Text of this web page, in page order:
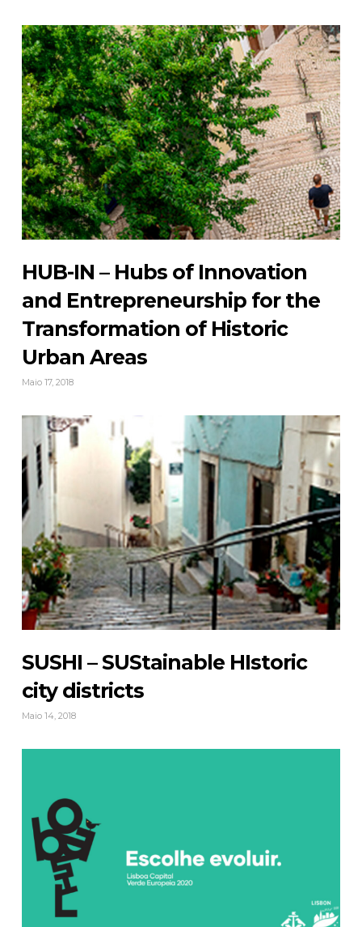
HUB-IN – Hubs of Innovation
and Entrepreneurship for the
Transformation of Historic
Urban Areas
Maio 17, 2018
SUSHI – SUStainable HIstoric
city districts
Maio 14, 2018